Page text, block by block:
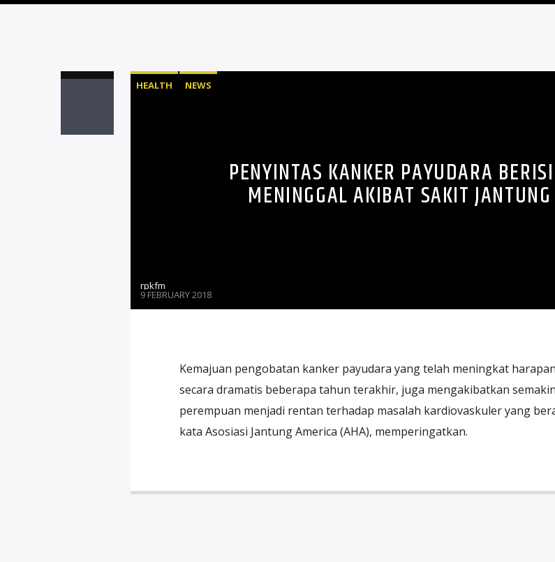
HEALTH NEWS
PENYINTAS KANKER PAYUDARA
MENINGGAL AKIBAT SAKIT JANTUNG
rpkfm
9 FEBRUARY 2018
Kemajuan pengobatan kanker payudara yang telah meningkat
secara dramatis beberapa tahun terakhir, juga mengakibatkan
perempuan menjadi rentan terhadap masalah kardiovaskuler yang
kata Asosiasi Jantung America (AHA), memperingatkan.